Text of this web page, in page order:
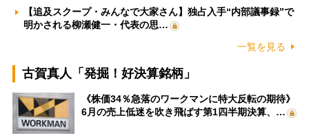
【追及スクープ・みんなで大家さん】独占入手“内部議事録”で
明かされる柳瀬健一・代表の思…
一覧を見る
古賀真人「発掘！好決算銘柄」
《株価34％急落のワークマンに特大反転の期待》
6月の売上低迷を吹き飛ばす第1四半期決算、…